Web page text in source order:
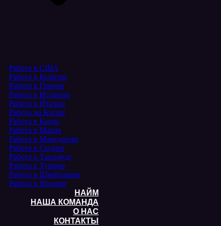
Работа в США
Работа в Бельгии
Работа в Греции
Работа в Испании
Работа в Италии
Работа на Кипре
Работа в Китае
Работа в Макао
Работа в Македонии
Работа в Сиднее
Работа в Таиланде
Работа в Турции
Работа в Швейцарии
Работа в Японии
НАЙМ
НАША КОМАНДА
О НАС
КОНТАКТЫ